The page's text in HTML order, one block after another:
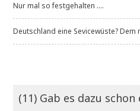
Nur mal so festgehalten ....
Deutschland eine Sevicewüste?
(11) Gab es dazu schon